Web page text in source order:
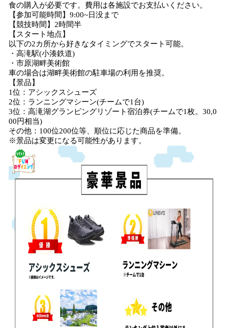
食の購入が必要です。費用は各施設でお支払いください。
【参加可能時間】9:00~日没まで
【競技時間】2時間半
【スタート地点】
以下の2カ所から好きなタイミングでスタート可能。
・高滝駅(小湊鉄道)
・市原湖畔美術館
車の場合は湖畔美術館の駐車場の利用を推奨。
【景品】
1位：アシックスシューズ
2位：ランニングマシーン(チームで1台)
3位：高滝湖グランピングリゾート宿泊券(チームで1枚。30,0
00円相当)
その他：100位200位等、順位に応じた商品を準備。
※景品は変更になる可能性があります。